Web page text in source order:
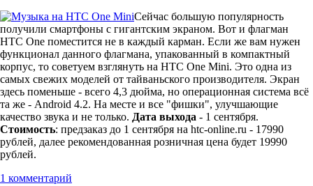
Сейчас большую популярность
получили смартфоны с гигантским экраном. Вот и флагман
HTC One поместится не в каждый карман. Если же вам нужен
функционал данного флагмана, упакованный в компактный
корпус, то советуем взглянуть на HTC One Mini. Это одна из
самых свежих моделей от тайваньского производителя. Экран
здесь поменьше - всего 4,3 дюйма, но операционная система всё
та же - Android 4.2. На месте и все "фишки", улучшающие
качество звука и не только. Дата выхода - 1 сентября.
Стоимость: предзаказ до 1 сентября на htc-online.ru - 17990
рублей, далее рекомендованная розничная цена будет 19990
рублей.
1 комментарий